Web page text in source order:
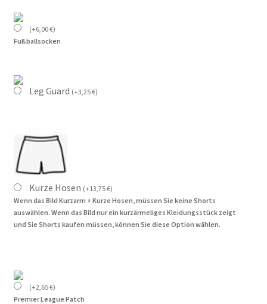
(+6,00€)
Fußballsocken
Leg Guard (+3,25€)
Kurze Hosen (+13,75€)
Wenn das Bild Kurzarm + Kurze Hosen, müssen Sie keine Shorts
auswählen. Wenn das Bild nur ein kurzärmeliges Kleidungsstück zeigt
und Sie Shorts kaufen müssen, können Sie diese Option wählen.
(+2,65€)
Premier League Patch